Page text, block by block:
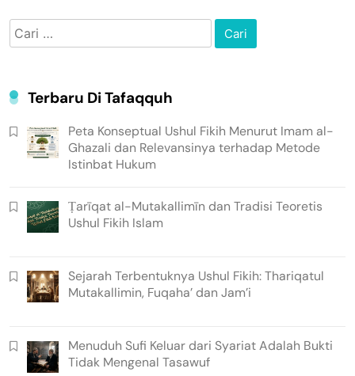
Cari
untuk:
Terbaru Di Tafaqquh
Peta Konseptual Ushul Fikih Menurut Imam al-
Ghazali dan Relevansinya terhadap Metode
Istinbat Hukum
Ṭarīqat al-Mutakallimīn dan Tradisi Teoretis
Ushul Fikih Islam
Sejarah Terbentuknya Ushul Fikih: Thariqatul
Mutakallimin, Fuqaha’ dan Jam’i
Menuduh Sufi Keluar dari Syariat Adalah Bukti
Tidak Mengenal Tasawuf